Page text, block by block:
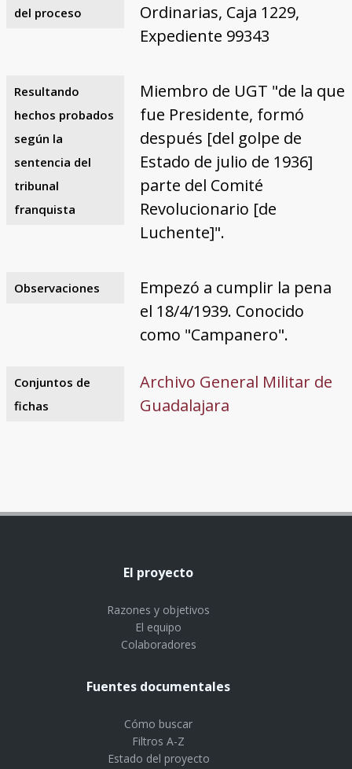
del proceso
Ordinarias, Caja 1229,
Expediente 99343
Resultando
hechos probados
según la
sentencia del
tribunal
franquista
Miembro de UGT "de la que
fue Presidente, formó
después [del golpe de
Estado de julio de 1936]
parte del Comité
Revolucionario [de
Luchente]".
Observaciones
Empezó a cumplir la pena
el 18/4/1939. Conocido
como "Campanero".
Conjuntos de
fichas
Archivo General Militar de
Guadalajara
El proyecto
Razones y objetivos
El equipo
Colaboradores
Fuentes documentales
Cómo buscar
Filtros A-Z
Estado del proyecto